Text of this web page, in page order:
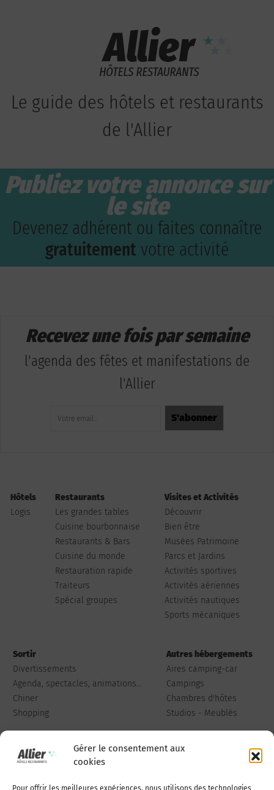
Gérer le consentement aux
cookies
Pour offrir les meilleures expériences, nous utilisons des technologies
Le guide des hôtels et restaurants
de l'Allier
Publiez votre annonce sur
le site
Devenez adhérent ou faites connaître
gratuitement votre activité
Recevez une fois par semaine
l'agenda des fêtes et manifestations de
l'Allier
Hôtels
Logis
Restaurants
Les grandes tables
Cuisine bourbonnaise
Restaurants & Bars
Cuisine du monde
Restauration rapide
Traiteurs
Spécial groupes
Visites et Activités
Découvrir
Bien être
Musées Patrimoine
Parcs et Jardins
Activités sportives
Activités aériennes
Activités nautiques
Sports mécaniques
Sortir
Divertissements
Agenda, spectacles, animations...
Chiner
Shopping
Autres hébergements
Aires camping-car
Campings
Chambres d'hôtes
Studios - Meublés